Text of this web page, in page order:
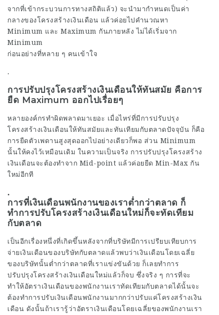
จากที่เข้ากระบวนการทางสถิติแล้ว) จะนำมากำหนดเป็นค่า
กลางของโครงสร้างเงินเดือน แล้วค่อยไปคำนวณหา
Minimum และ Maximum กันภายหลัง ไม่ได้เริ่มจาก
Minimum
ก่อนอย่างที่หลาย ๆ คนเข้าใจ
.
การปรับปรุงโครงสร้างเงินเดือนให้ทันสมัย คือการ
ยืด Maximum ออกไปเรื่อยๆ
หลายองค์กรทำผิดพลาดมาเยอะ เมื่อไหร่ที่มีการปรับปรุง
โครงสร้างเงินเดือนให้ทันสมัยและทันเทียมกับตลาดปัจจุบัน ก็คือ
การยืดตัวเพดานสูงสุดออกไปอย่างเดียวก็พอ ส่วน Minimum
นั้นให้คงไว้เหมือนเดิม ในความเป็นจริง การปรับปรุงโครงสร้าง
เงินเดือนจะต้องทำจาก Mid-point แล้วค่อยยืด Min-Max กัน
ใหม่อีกที
.
การที่เงินเดือนพนักงานของเราต่ำกว่าตลาด ก็
ทำการปรับโครงสร้างเงินเดือนใหม่ก็จะทัดเทียม
กับตลาด
เป็นอีกเรื่องหนึ่งที่เกิดขึ้นหลังจากที่บริษัทมีการเปรียบเทียบการ
จ่ายเงินเดือนของบริษัทกับตลาดแล้วพบว่าเงินเดือนโดยเฉลี่ย
ของบริษัทนั้นต่ำกว่าตลาดที่เราแข่งขันด้วย ก็เลยทำการ
ปรับปรุงโครงสร้างเงินเดือนใหม่แล้วก็จบ ซึ่งจริง ๆ การที่จะ
ทำให้อัตราเงินเดือนของพนักงานเราทัดเทียมกับตลาดได้นั้นจะ
ต้องทำการปรับเงินเดือนพนักงานมากกว่าปรับแค่โครงสร้างเงิน
เดือน ดังนั้นถ้าเรารู้ว่าอัตราเงินเดือนโดยเฉลี่ยของพนักงานเรา